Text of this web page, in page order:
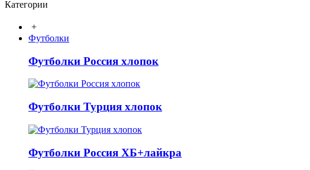
Категории
+
Футболки
Футболки Россия хлопок
Футболки Турция хлопок
Футболки Россия ХБ+лайкра